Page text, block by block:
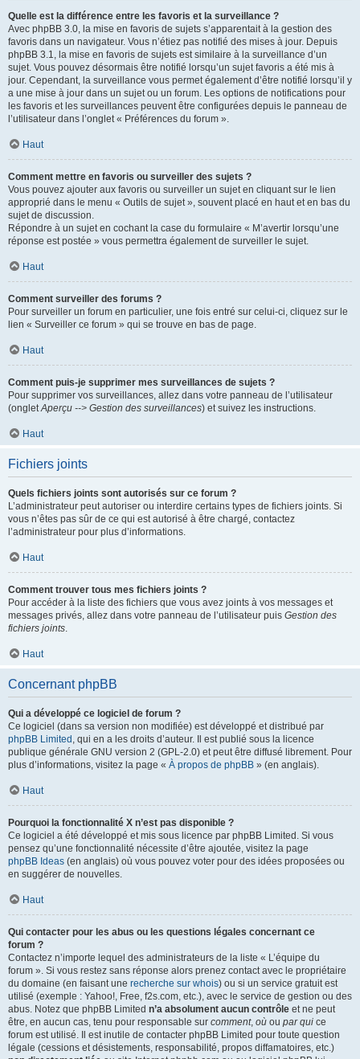
Quelle est la différence entre les favoris et la surveillance ?
Avec phpBB 3.0, la mise en favoris de sujets s’apparentait à la gestion des
favoris dans un navigateur. Vous n’étiez pas notifié des mises à jour. Depuis
phpBB 3.1, la mise en favoris de sujets est similaire à la surveillance d’un
sujet. Vous pouvez désormais être notifié lorsqu’un sujet favoris a été mis à
jour. Cependant, la surveillance vous permet également d’être notifié lorsqu’il y
a une mise à jour dans un sujet ou un forum. Les options de notifications pour
les favoris et les surveillances peuvent être configurées depuis le panneau de
l’utilisateur dans l’onglet « Préférences du forum ».
Haut
Comment mettre en favoris ou surveiller des sujets ?
Vous pouvez ajouter aux favoris ou surveiller un sujet en cliquant sur le lien
approprié dans le menu « Outils de sujet », souvent placé en haut et en bas du
sujet de discussion.
Répondre à un sujet en cochant la case du formulaire « M’avertir lorsqu’une
réponse est postée » vous permettra également de surveiller le sujet.
Haut
Comment surveiller des forums ?
Pour surveiller un forum en particulier, une fois entré sur celui-ci, cliquez sur le
lien « Surveiller ce forum » qui se trouve en bas de page.
Haut
Comment puis-je supprimer mes surveillances de sujets ?
Pour supprimer vos surveillances, allez dans votre panneau de l’utilisateur
(ongletAperçu --> Gestion des surveillances) et suivez les instructions.
Haut
Fichiers joints
Quels fichiers joints sont autorisés sur ce forum ?
L’administrateur peut autoriser ou interdire certains types de fichiers joints. Si
vous n’êtes pas sûr de ce qui est autorisé à être chargé, contactez
l’administrateur pour plus d’informations.
Haut
Comment trouver tous mes fichiers joints ?
Pour accéder à la liste des fichiers que vous avez joints à vos messages et
messages privés, allez dans votre panneau de l’utilisateur puis Gestion des
fichiers joints.
Haut
Concernant phpBB
Qui a développé ce logiciel de forum ?
Ce logiciel (dans sa version non modifiée) est développé et distribué par
phpBB Limited , qui en a les droits d’auteur. Il est publié sous la licence
publique générale GNU version 2 (GPL-2.0) et peut être diffusé librement. Pour
plus d’informations, visitez la page « À propos de phpBB » (en anglais).
Haut
Pourquoi la fonctionnalité X n’est pas disponible ?
Ce logiciel a été développé et mis sous licence par phpBB Limited. Si vous
pensez qu’une fonctionnalité nécessite d’être ajoutée, visitez la page
phpBB Ideas (en anglais) où vous pouvez voter pour des idées proposées ou
en suggérer de nouvelles.
Haut
Qui contacter pour les abus ou les questions légales concernant ce
forum ?
Contactez n’importe lequel des administrateurs de la liste « L’équipe du
forum ». Si vous restez sans réponse alors prenez contact avec le propriétaire
du domaine (en faisant une recherche sur whois) ou si un service gratuit est
utilisé (exemple : Yahoo!, Free, f2s.com, etc.), avec le service de gestion ou des
abus. Notez que phpBB Limited n’a absolument aucun contrôle et ne peut
être, en aucun cas, tenu pour responsable sur comment, où ou par qui ce
forum est utilisé. Il est inutile de contacter phpBB Limited pour toute question
légale (cessions et désistements, responsabilité, propos diffamatoires, etc.)